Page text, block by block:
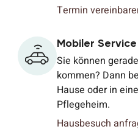
Termin
Mobiler Service
Sie können
kommen? Dann
Hause oder in
Pflegeheim.
Hausbesuch